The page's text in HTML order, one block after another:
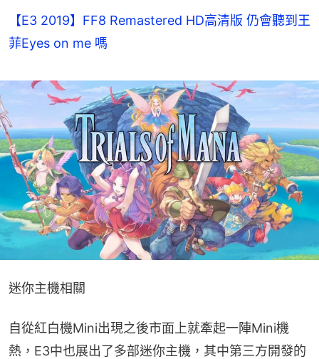
【E3 2019】FF8 Remastered HD高清版 仍會聽到王
菲Eyes on me 嗎
迷你主機相關
自從紅白機Mini出現之後市面上就牽起一陣Mini機
熱，E3中也展出了多部迷你主機，其中第三方開發的